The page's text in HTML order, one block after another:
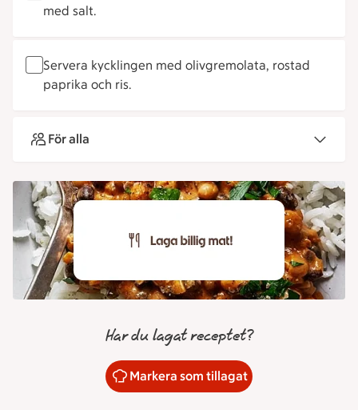
med salt.
Servera kycklingen med olivgremolata, rostad
paprika och ris.
För alla
Har du lagat receptet?
Markera som tillagat